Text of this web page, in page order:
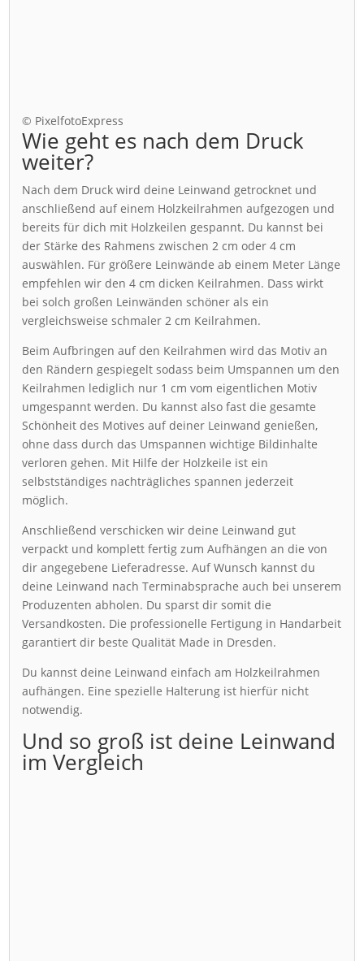
© PixelfotoExpress
Wie geht es nach dem Druck
weiter?
Nach dem Druck wird deine Leinwand getrocknet und
anschließend auf einem Holzkeilrahmen aufgezogen und
bereits für dich mit Holzkeilen gespannt. Du kannst bei
der Stärke des Rahmens zwischen 2 cm oder 4 cm
auswählen. Für größere Leinwände ab einem Meter Länge
empfehlen wir den 4 cm dicken Keilrahmen. Dass wirkt
bei solch großen Leinwänden schöner als ein
vergleichsweise schmaler 2 cm Keilrahmen.
Beim Aufbringen auf den Keilrahmen wird das Motiv an
den Rändern gespiegelt sodass beim Umspannen um den
Keilrahmen lediglich nur 1 cm vom eigentlichen Motiv
umgespannt werden. Du kannst also fast die gesamte
Schönheit des Motives auf deiner Leinwand genießen,
ohne dass durch das Umspannen wichtige Bildinhalte
verloren gehen. Mit Hilfe der Holzkeile ist ein
selbstständiges nachträgliches spannen jederzeit
möglich.
Anschließend verschicken wir deine Leinwand gut
verpackt und komplett fertig zum Aufhängen an die von
dir angegebene Lieferadresse. Auf Wunsch kannst du
deine Leinwand nach Terminabsprache auch bei unserem
Produzenten abholen. Du sparst dir somit die
Versandkosten. Die professionelle Fertigung in Handarbeit
garantiert dir beste Qualität Made in Dresden.
Du kannst deine Leinwand einfach am Holzkeilrahmen
aufhängen. Eine spezielle Halterung ist hierfür nicht
notwendig.
Und so groß ist deine Leinwand
im Vergleich